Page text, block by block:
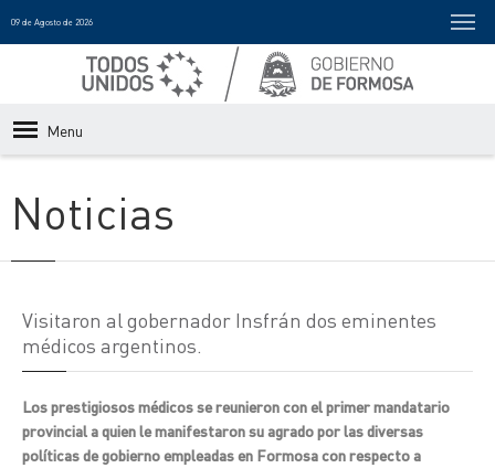
09 de Agosto de 2026
Menu
Noticias
Visitaron al gobernador Insfrán dos eminentes
médicos argentinos.
Los prestigiosos médicos se reunieron con el primer mandatario
provincial a quien le manifestaron su agrado por las diversas
políticas de gobierno empleadas en Formosa con respecto a